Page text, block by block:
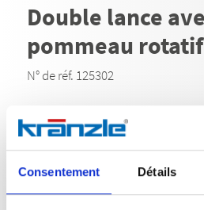
Consentement Détails
Double lance
pommeau rotatif
N° de réf. 125302
La lance double avec buses
été conçue pour une efficacité
maximales dans de
Son avantage réside dans la